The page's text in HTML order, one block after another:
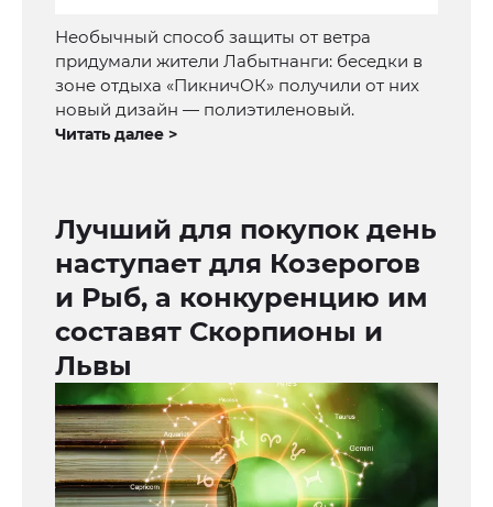
Необычный способ защиты от ветра
придумали жители Лабытнанги: беседки в
зоне отдыха «ПикничОК» получили от них
новый дизайн — полиэтиленовый.
Читать далее >
Лучший для покупок день
наступает для Козерогов
и Рыб, а конкуренцию им
составят Скорпионы и
Львы